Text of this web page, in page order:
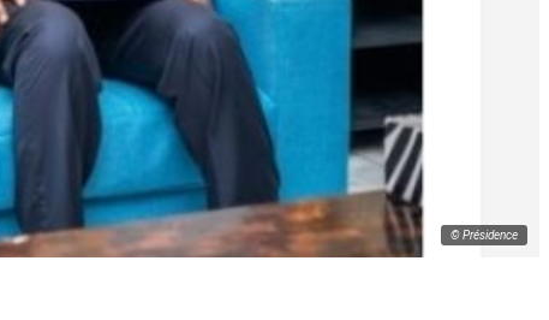
© Présidence